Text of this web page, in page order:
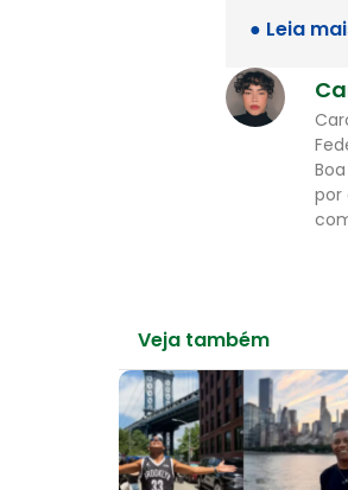
● Leia
por
Veja também